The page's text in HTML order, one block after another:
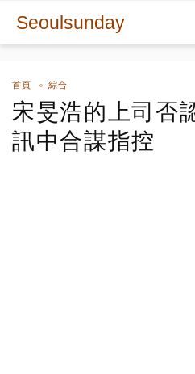
Seoulsunday
首頁 綜合
宋旻浩的上司否
訊中合謀指控